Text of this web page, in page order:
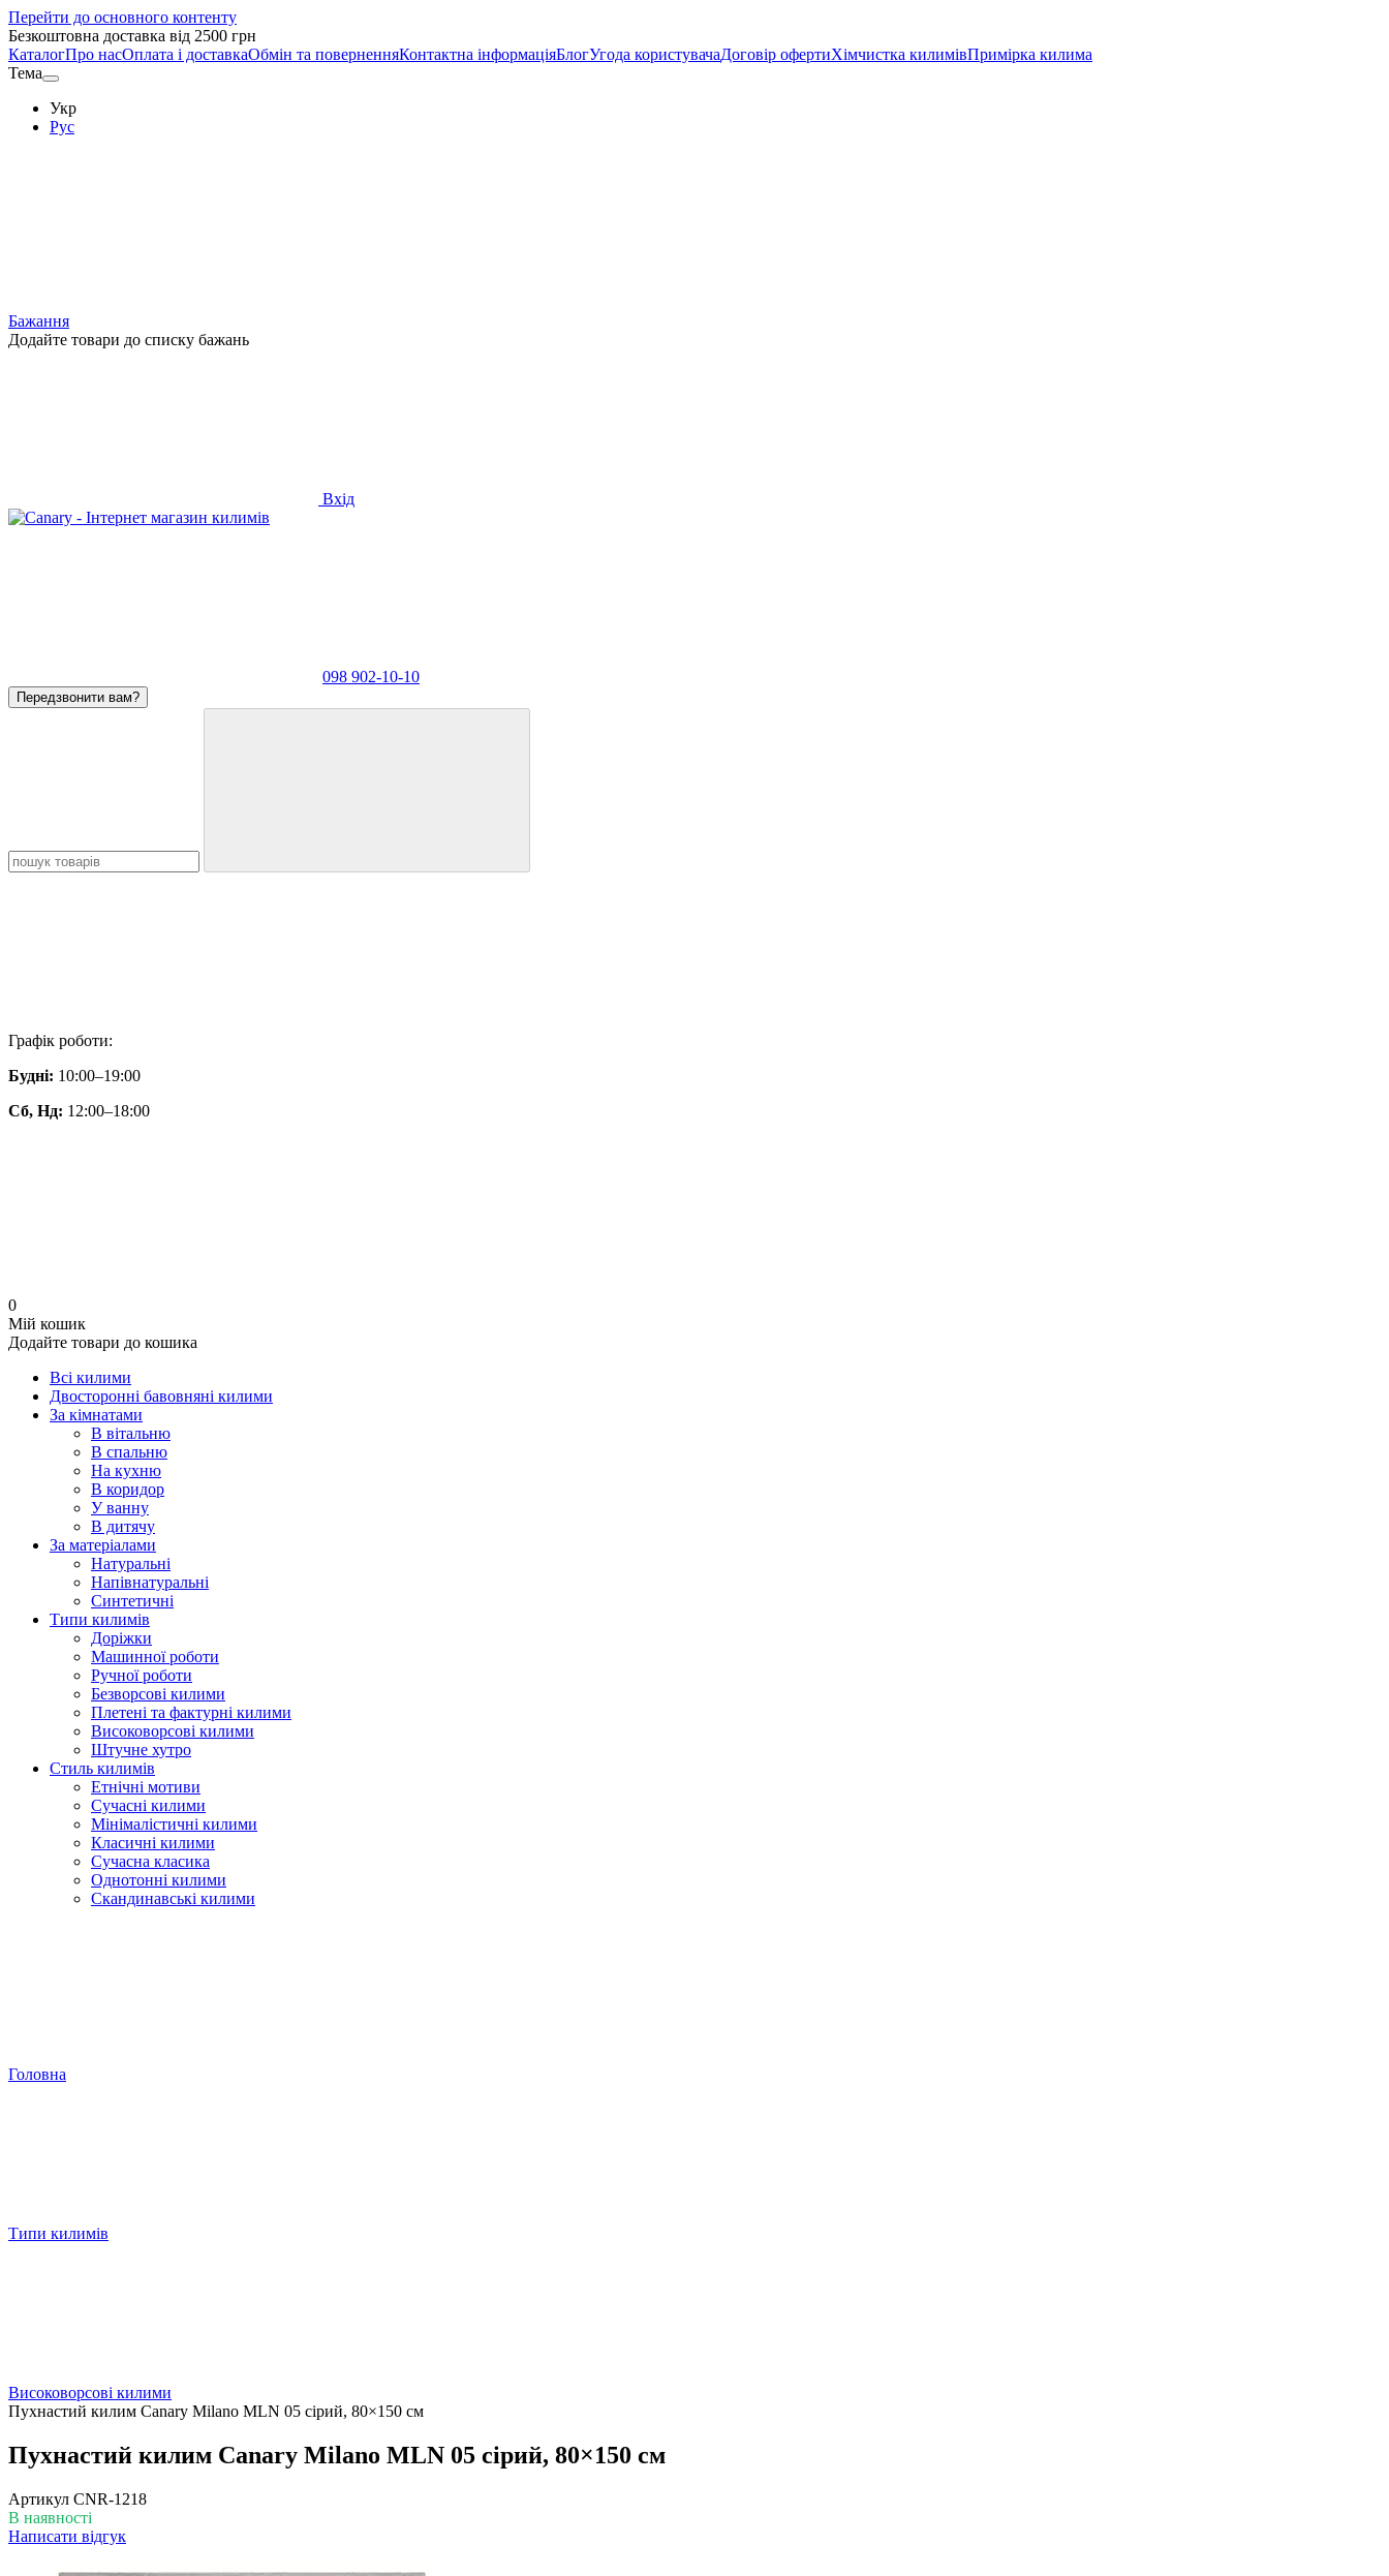
Перейти до основного контенту
Безкоштовна доставка від 2500 грн
КаталогПро насОплата і доставкаОбмін та поверненняКонтактна інформаціяБлогУгода користувачаДоговір офертиХімчистка килимівПримірка килима
Тема
Укр
Рус
Бажання
Додайте товари до списку бажань
Вхід
098 902-10-10
Передзвонити вам?
Графік роботи:
Будні: 10:00–19:00
Сб, Нд: 12:00–18:00
0
Мій кошик
Додайте товари до кошика
Всі килими
Двосторонні бавовняні килими
За кімнатами
В вітальню
В спальню
На кухню
В коридор
У ванну
В дитячу
За матеріалами
Натуральні
Напівнатуральні
Синтетичні
Типи килимів
Доріжки
Машинної роботи
Ручної роботи
Безворсові килими
Плетені та фактурні килими
Високоворсові килими
Штучне хутро
Стиль килимів
Етнічні мотиви
Сучасні килими
Мінімалістичні килими
Класичні килими
Сучасна класика
Однотонні килими
Скандинавські килими
Головна
Типи килимів
Високоворсові килими
Пухнастий килим Canary Milano MLN 05 сірий, 80×150 см
Пухнастий килим Canary Milano MLN 05 сірий, 80×150 см
Артикул CNR-1218
В наявності
Написати відгук